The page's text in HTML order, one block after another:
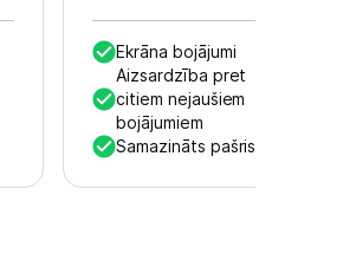
Ekrāna bojājumi
Aizsardzība pret
citiem nejaušiem
bojājumiem
Samazināts pašrisks